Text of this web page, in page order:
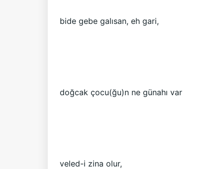
bide gebe galısan, eh gari,
doğcak çocu(ğu)n ne günahı var
veled-i zina olur,